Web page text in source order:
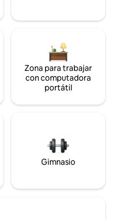
Zona para trabajar
con computadora
portátil
Gimnasio